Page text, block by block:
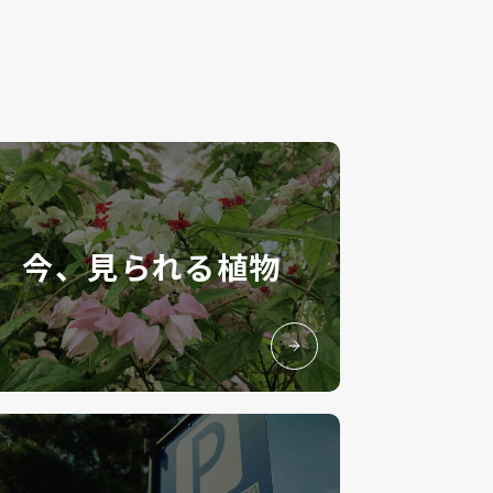
今、見られる植物